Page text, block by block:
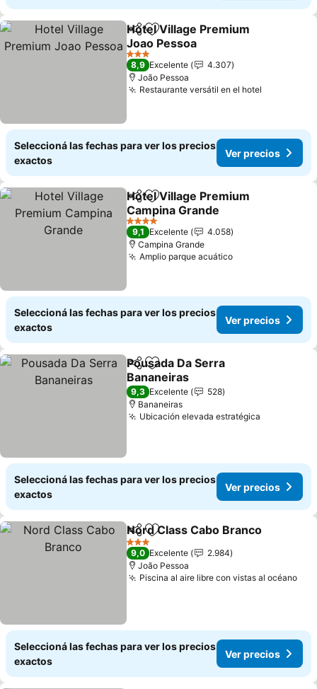
CompartirAñadir a favoritos
Hotel Village Premium
Joao Pessoa
Ver precios
3 Estrellas
8,9 Excelente
4.307
João Pessoa
Restaurante versátil en el hotel
Seleccioná las fechas para ver los precios
exactos
Ver precios
CompartirAñadir a favoritos
Hotel Village Premium
Campina Grande
Ver precios
4 Estrellas
9,1 Excelente
4.058
Campina Grande
Amplio parque acuáticoVer precios
Seleccioná las fechas para ver los precios
exactos
Ver precios
CompartirAñadir a favoritos
Pousada Da Serra
Bananeiras
Ver precios
9,3 Excelente
528
Bananeiras
Ubicación elevada estratégica
Seleccioná las fechas para ver los precios
exactos
Ver precios
CompartirAñadir a favoritos
Nord Class Cabo Branco
3 Estrellas
9,0 Excelente
2.984
João Pessoa
Piscina al aire libre con vistas al océano
Seleccioná las fechas para ver los precios
exactos
Ver precios